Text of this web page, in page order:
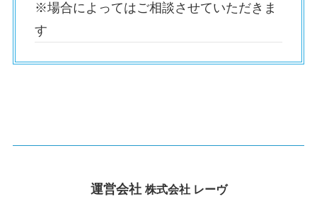
※場合によってはご相談させていただきま
す
運営会社 株式会社 レーヴ